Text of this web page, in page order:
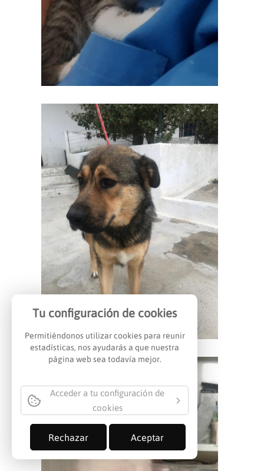
Tu configuración de cookies
Permitiéndonos utilizar cookies para reunir
estadísticas, nos ayudarás a que nuestra
página web sea todavía mejor.
Acceder a tu configuración de
cookies
Rechazar Aceptar